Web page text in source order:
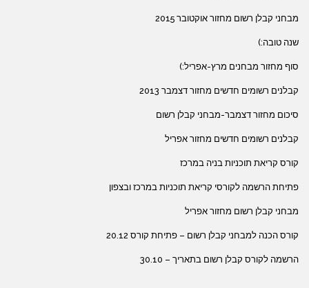
מבחני קבלן רשום מחזור אוקטובר 2015
שנה טובה:)
סוף מחזור מבחנים מרץ-אפריל:)
קבלנים רשומים חדשים מחזור דצמבר 2013
סיכום מחזור דצמבר-מבחני קבלן רשום
קבלנים רשומים חדשים מחזור אפריל
קורס קריאת תוכניות בניה במרכז
פתיחת הרשמה לקורסי קריאת תוכניות במרכז ובצפון
מבחני קבלן רשום מחזור אפריל
קורס הכנה למבחני קבלן רשום – פתיחת קורס 20.12
הרשמה לקורס קבלן רשום בתאריך – 30.10